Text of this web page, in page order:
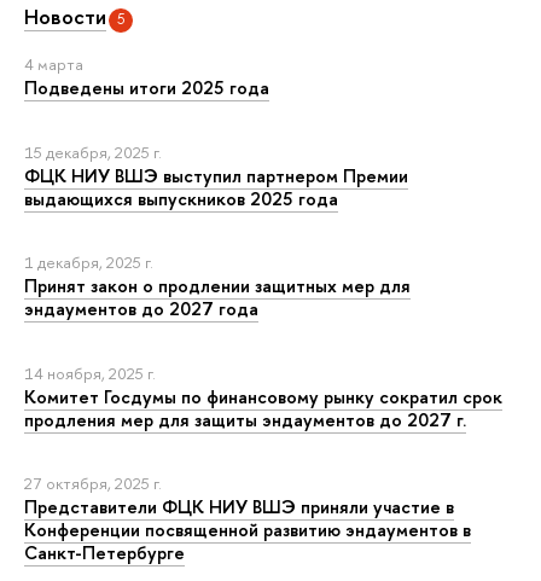
Новости 5
4 марта
Подведены итоги 2025 года
15 декабря, 2025 г.
ФЦК НИУ ВШЭ выступил партнером Премии
выдающихся выпускников 2025 года
1 декабря, 2025 г.
Принят закон о продлении защитных мер для
эндаументов до 2027 года
14 ноября, 2025 г.
Комитет Госдумы по финансовому рынку сократил срок
продления мер для защиты эндаументов до 2027 г.
27 октября, 2025 г.
Представители ФЦК НИУ ВШЭ приняли участие в
Конференции посвященной развитию эндаументов в
Санкт-Петербурге